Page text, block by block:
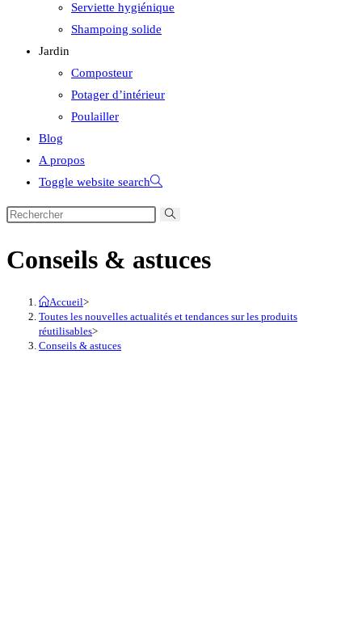
Serviette hygiénique
Shampoing solide
Jardin
Composteur
Potager d’intérieur
Poulailler
Blog
A propos
Toggle website search
Conseils & astuces
Accueil>
Toutes les nouvelles actualités et tendances sur les produits
réutilisables>
Conseils & astuces